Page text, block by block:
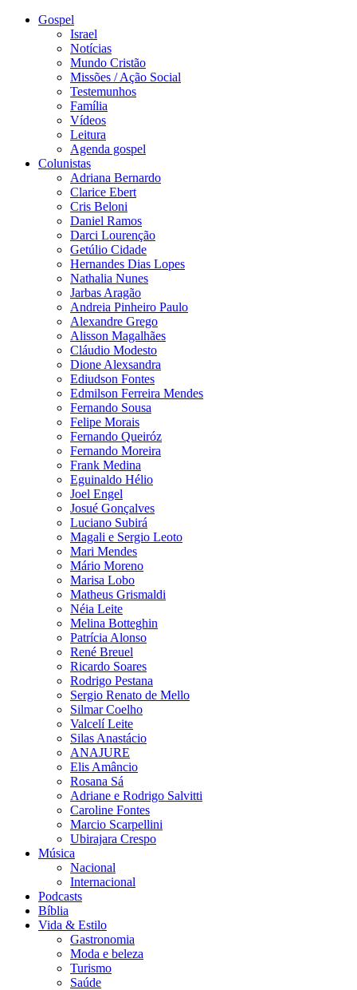
Gospel
Israel
Notícias
Mundo Cristão
Missões / Ação Social
Testemunhos
Família
Vídeos
Leitura
Agenda gospel
Colunistas
Adriana Bernardo
Clarice Ebert
Cris Beloni
Daniel Ramos
Darci Lourenção
Getúlio Cidade
Hernandes Dias Lopes
Nathalia Nunes
Jarbas Aragão
Andreia Pinheiro Paulo
Alexandre Grego
Alisson Magalhães
Cláudio Modesto
Dione Alexsandra
Ediudson Fontes
Edmilson Ferreira Mendes
Fernando Sousa
Felipe Morais
Fernando Queiróz
Fernando Moreira
Frank Medina
Eguinaldo Hélio
Joel Engel
Josué Gonçalves
Luciano Subirá
Magali e Sergio Leoto
Mari Mendes
Mário Moreno
Marisa Lobo
Matheus Grismaldi
Néia Leite
Melina Botteghin
Patrícia Alonso
René Breuel
Ricardo Soares
Rodrigo Pestana
Sergio Renato de Mello
Silmar Coelho
Valcelí Leite
Silas Anastácio
ANAJURE
Elis Amâncio
Rosana Sá
Adriane e Rodrigo Salvitti
Caroline Fontes
Marcio Scarpellini
Ubirajara Crespo
Música
Nacional
Internacional
Podcasts
Bíblia
Vida & Estilo
Gastronomia
Moda e beleza
Turismo
Saúde